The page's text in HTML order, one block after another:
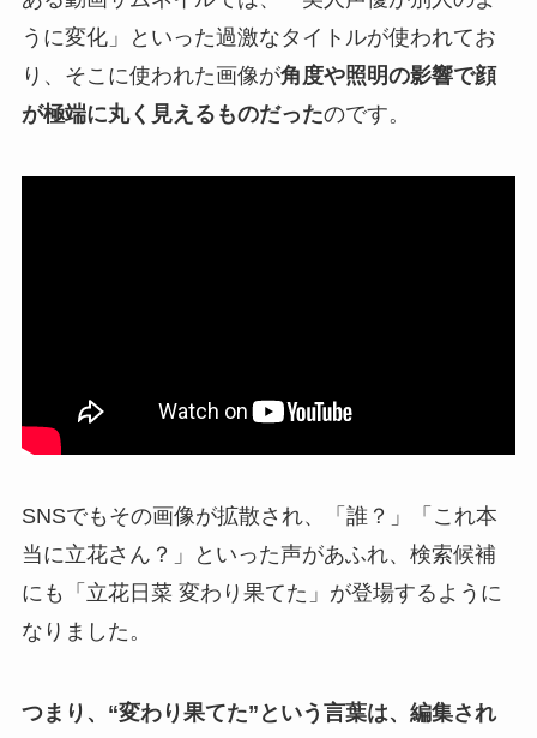
うに変化」といった過激なタイトルが使われてお
り、そこに使われた画像が角度や照明の影響で顔
が極端に丸く見えるものだったのです。
SNSでもその画像が拡散され、「誰？」「これ本
当に立花さん？」といった声があふれ、検索候補
にも「立花日菜 変わり果てた」が登場するように
なりました。
つまり、“変わり果てた”という言葉は、編集され